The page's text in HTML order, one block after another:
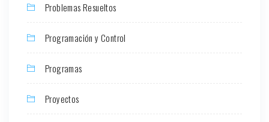
Problemas Resueltos
Programación y Control
Programas
Proyectos